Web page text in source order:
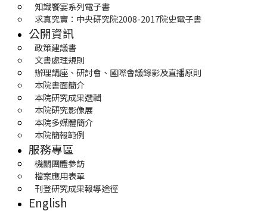
知識饗宴系列電子書
求真究實：中央研究院2008-2017院史電子書
公開資訊
政策建議書
文書處理規則
辦理講座、研討會、國際會議錄影及直播原則
本院書面簡介
本院研究成果選輯
本院研究影像展
本院多媒體簡介
本院簡報範例
服務專區
機關團體參訪
檔案應用表單
刊登研究成果報導途徑
English